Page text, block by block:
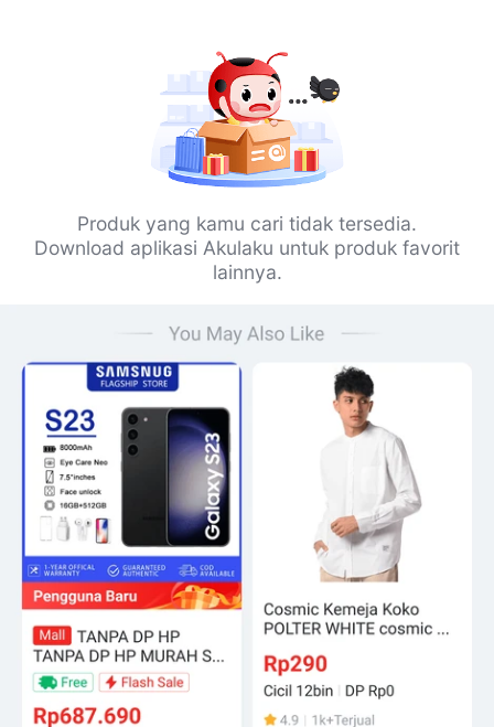
Produk yang kamu cari tidak tersedia.
Download aplikasi Akulaku untuk produk favorit
lainnya.